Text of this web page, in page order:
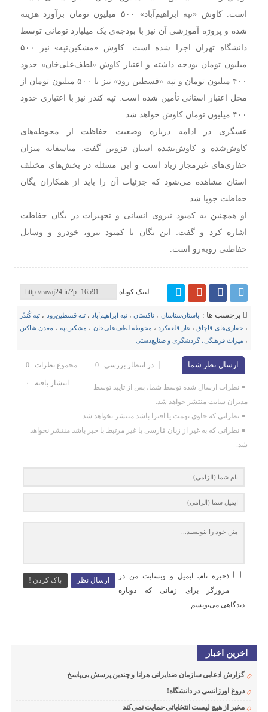
است. کاوش «تپه ابراهیم‌آباد» ۵۰۰ میلیون تومان برآورد هزینه
شده و پروژه‌ آموزشی آن نیز با بودجه‌ی یک میلیارد تومانی توسط
دانشگاه تهران اجرا شده است. کاوش «مشکین‌تپه» نیز ۵۰۰
میلیون تومان بودجه داشته و اعتبار کاوش «لطف‌علی‌خان» حدود
۴٠٠ میلیون تومان و تپه «قسطین رود» نیز با ۵٠٠ میلیون تومان از
محل اعتبار استانی تأمین شده است. تپه کندر نیز با اعتباری حدود
۴٠٠ میلیون تومان کاوش خواهد شد.
عسگری در ادامه درباره وضعیت حفاظت از محوطه‌های
کاوش‌شده و کاوش‌نشده‌ استان قزوین گفت: متاسفانه میزان
حفاری‌های غیرمجاز زیاد است و این مسئله در بخش‌های مختلف
استان مشاهده می‌شود که جزئیات آن را باید از همکاران یگان
حفاظت جویا شد.
او همچنین به کمبود نیروی انسانی و تجهیزات در یگان حفاظت
اشاره کرد و گفت: این یگان با کمبود نیرو، خودرو و وسایل
حفاظتی روبه‌رو است.
لینک کوتاه
برچسب ها : باستان‌شناسان ، تاکستان، تپه ابراهیم‌آباد ،تپه قسطین‌رود ، تپه کُندُر
، حفاری‌های قاچاق،غار قلعه‌کرد ، محوطه لطف‌علی‌خان ، مشکین‌تپه، معدن شاکین
، میراث فرهنگی، گردشگری و صنایع‌دستی
ارسال نظر شما مجموع نظرات : 0 در انتظار بررسی : 0
انتشار یافته : ۰
نظرات ارسال شده توسط شما، پس از تایید توسط
مدیران سایت منتشر خواهد شد.
نظراتی که حاوی تهمت یا افترا باشد منتشر نخواهد شد.
نظراتی که به غیر از زبان فارسی یا غیر مرتبط با خبر باشد منتشر نخواهد
شد.
ارسال نظر پاک کردن !
ذخیره نام، ایمیل و وبسایت من در
مرورگر برای زمانی که دوباره
دیدگاهی می‌نویسم.
اخرین اخبار
گزارش ادعایی سازمان ضدایرانی هرانا و چندین پرسش بی‌پاسخ
دروغ اورژانسی در دانشگاه!
مخبر از هیچ لیست انتخاباتی حمایت نمی‌کند